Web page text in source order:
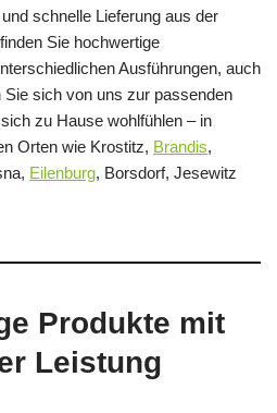
schnelle Lieferung aus der
Sie hochwertige
Ausführungen, auch
sich von uns zur passenden
zu Hause wohlfühlen – in
Orten wie Krostitz, Brandis,
Eilenburg, Borsdorf, Jesewitz
Produkte mit
Leistung